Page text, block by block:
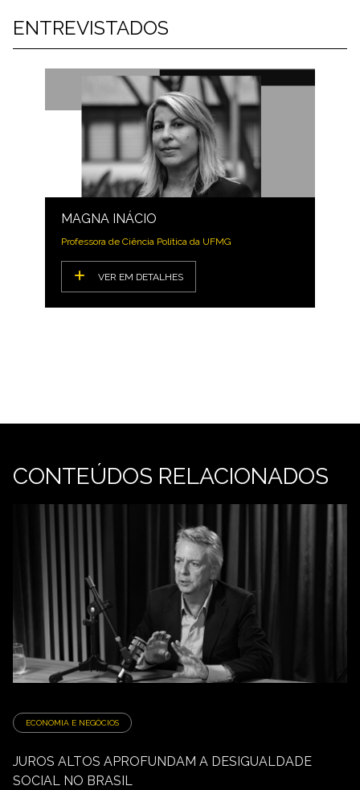
ENTREVISTADOS
MAGNA INÁCIO
Professora de Ciência Política da UFMG
VER EM DETALHES
CONTEÚDOS RELACIONADOS
ECONOMIA E NEGÓCIOS
JUROS ALTOS APROFUNDAM A DESIGUALDADE
SOCIAL NO BRASIL